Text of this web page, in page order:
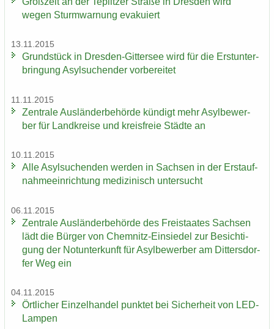
wegen Sturm­war­nung eva­ku­iert
13.11.2015
Grund­stück in Dresden-​Gittersee wird für die Erst­un­ter­
brin­gung Asyl­su­chen­der vor­be­rei­tet
11.11.2015
Zen­tra­le Aus­län­der­be­hör­de kün­digt mehr Asyl­be­wer­
ber für Land­krei­se und kreis­freie Städ­te an
10.11.2015
Alle Asyl­su­chen­den wer­den in Sach­sen in der Erst­auf­
nah­me­ein­rich­tung me­di­zi­nisch un­ter­sucht
06.11.2015
Zen­tra­le Aus­län­der­be­hör­de des Frei­staa­tes Sach­sen
lädt die Bür­ger von Chemnitz-​Einsiedel zur Be­sich­ti­
gung der Not­un­ter­kunft für Asyl­be­wer­ber am Dit­ters­dor­
fer Weg ein
04.11.2015
Ört­li­cher Ein­zel­han­del punk­tet bei Si­cher­heit von LED-​
Lampen